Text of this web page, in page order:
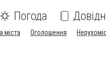
Погода
міста Оголошення